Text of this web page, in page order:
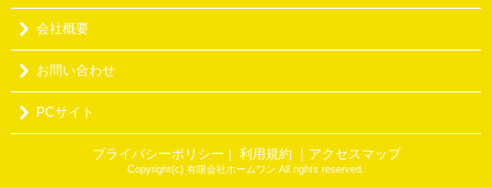
会社概要
お問い合わせ
PCサイト
プライバシーポリシー 利用規約 ｜アクセスマップ
Copyright(c) 有限会社ホームワン All rights reserved.